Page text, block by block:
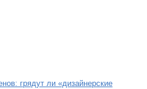
грядут ли «дизайнерские